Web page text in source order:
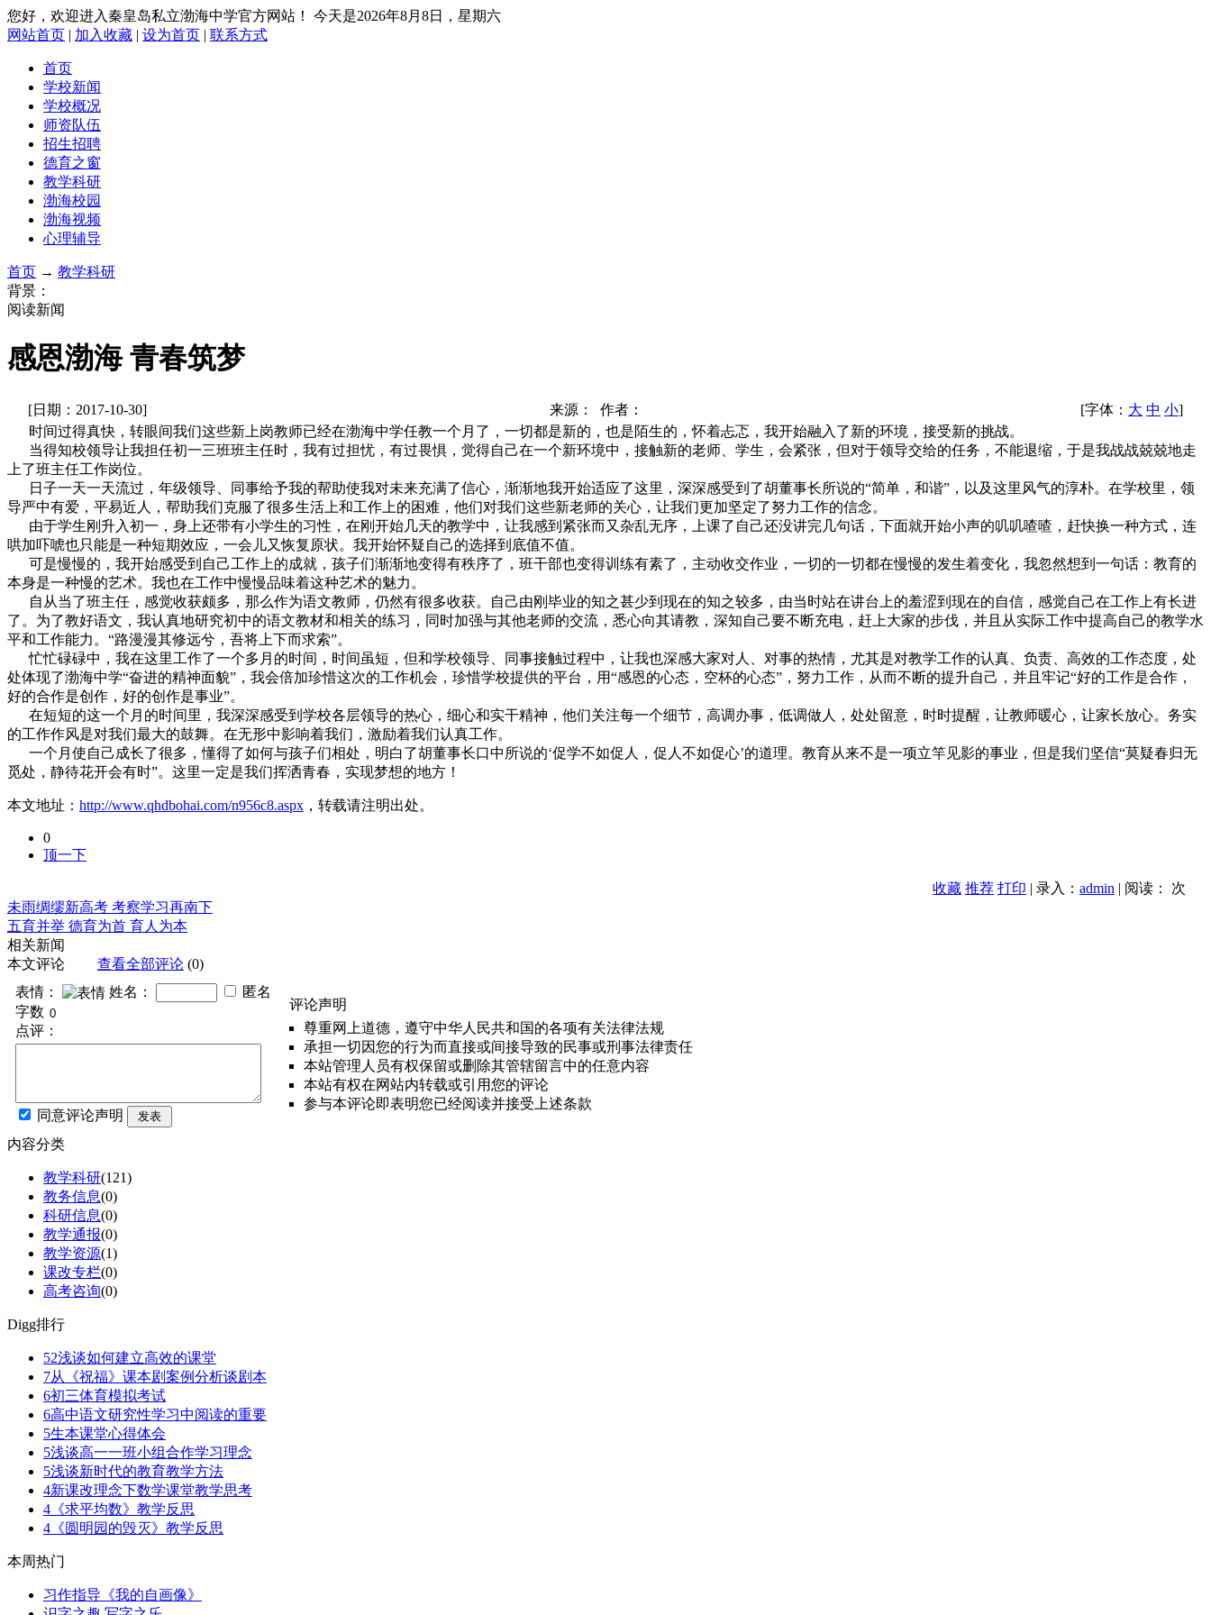
您好，欢迎进入秦皇岛私立渤海中学官方网站！ 今天是2026年8月8日，星期六
网站首页 | 加入收藏 | 设为首页 | 联系方式
首页
学校新闻
学校概况
师资队伍
招生招聘
德育之窗
教学科研
渤海校园
渤海视频
心理辅导
首页 → 教学科研
背景：
阅读新闻
感恩渤海 青春筑梦
[日期：2017-10-30] 来源： 作者： [字体： 大 中 小]
时间过得真快，转眼间我们这些新上岗教师已经在渤海中学任教一个月了，一切都是新的，也是陌生的，怀着忐忑，我开始融入了新的环境，接受新的挑战。
当得知校领导让我担任初一三班班主任时，我有过担忧，有过畏惧，觉得自己在一个新环境中，接触新的老师、学生，会紧张，但对于领导交给的任务，不能退缩，于是我战战兢兢地走
上了班主任工作岗位。
日子一天一天流过，年级领导、同事给予我的帮助使我对未来充满了信心，渐渐地我开始适应了这里，深深感受到了胡董事长所说的“简单，和谐”，以及这里风气的淳朴。在学校里，领
导严中有爱，平易近人，帮助我们克服了很多生活上和工作上的困难，他们对我们这些新老师的关心，让我们更加坚定了努力工作的信念。
由于学生刚升入初一，身上还带有小学生的习性，在刚开始几天的教学中，让我感到紧张而又杂乱无序，上课了自己还没讲完几句话，下面就开始小声的叽叽喳喳，赶快换一种方式，连
哄加吓唬也只能是一种短期效应，一会儿又恢复原状。我开始怀疑自己的选择到底值不值。
可是慢慢的，我开始感受到自己工作上的成就，孩子们渐渐地变得有秩序了，班干部也变得训练有素了，主动收交作业，一切的一切都在慢慢的发生着变化，我忽然想到一句话：教育的
本身是一种慢的艺术。我也在工作中慢慢品味着这种艺术的魅力。
自从当了班主任，感觉收获颇多，那么作为语文教师，仍然有很多收获。自己由刚毕业的知之甚少到现在的知之较多，由当时站在讲台上的羞涩到现在的自信，感觉自己在工作上有长进
了。为了教好语文，我认真地研究初中的语文教材和相关的练习，同时加强与其他老师的交流，悉心向其请教，深知自己要不断充电，赶上大家的步伐，并且从实际工作中提高自己的教学水
平和工作能力。“路漫漫其修远兮，吾将上下而求索”。
忙忙碌碌中，我在这里工作了一个多月的时间，时间虽短，但和学校领导、同事接触过程中，让我也深感大家对人、对事的热情，尤其是对教学工作的认真、负责、高效的工作态度，处
处体现了渤海中学“奋进的精神面貌”，我会倍加珍惜这次的工作机会，珍惜学校提供的平台，用“感恩的心态，空杯的心态”，努力工作，从而不断的提升自己，并且牢记“好的工作是合作，
好的合作是创作，好的创作是事业”。
在短短的这一个月的时间里，我深深感受到学校各层领导的热心，细心和实干精神，他们关注每一个细节，高调办事，低调做人，处处留意，时时提醒，让教师暖心，让家长放心。务实
的工作作风是对我们最大的鼓舞。在无形中影响着我们，激励着我们认真工作。
一个月使自己成长了很多，懂得了如何与孩子们相处，明白了胡董事长口中所说的‘促学不如促人，促人不如促心’的道理。教育从来不是一项立竿见影的事业，但是我们坚信“莫疑春归无
觅处，静待花开会有时”。这里一定是我们挥洒青春，实现梦想的地方！
本文地址： http://www.qhdbohai.com/n956c8.aspx ，转载请注明出处。
0
顶一下
收藏 推荐 打印 | 录入： admin | 阅读：
次
未雨绸缪新高考 考察学习再南下
五育并举 德育为首 育人为本
相关新闻
本文评论
查看全部评论 (0)
表情：
姓名：
匿名
字数
点评：
同意评论声明 发表
评论声明
尊重网上道德，遵守中华人民共和国的各项有关法律法规
承担一切因您的行为而直接或间接导致的民事或刑事法律责任
本站管理人员有权保留或删除其管辖留言中的任意内容
本站有权在网站内转载或引用您的评论
参与本评论即表明您已经阅读并接受上述条款
内容分类
教学科研(121)
教务信息(0)
科研信息(0)
教学通报(0)
教学资源(1)
课改专栏(0)
高考咨询(0)
Digg排行
52浅谈如何建立高效的课堂
7从《祝福》课本剧案例分析谈剧本
6初三体育模拟考试
6高中语文研究性学习中阅读的重要
5生本课堂心得体会
5浅谈高一一班小组合作学习理念
5浅谈新时代的教育教学方法
4新课改理念下数学课堂教学思考
4 《求平均数》教学反思
4 《圆明园的毁灭》教学反思
本周热门
习作指导《我的自画像》